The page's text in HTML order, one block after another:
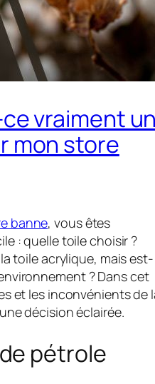
ce vraiment un
mon store
banne, vous êtes
: quelle toile choisir ?
toile acrylique, mais est-
? Dans cet
et les inconvénients de
décision éclairée.
de pétrole